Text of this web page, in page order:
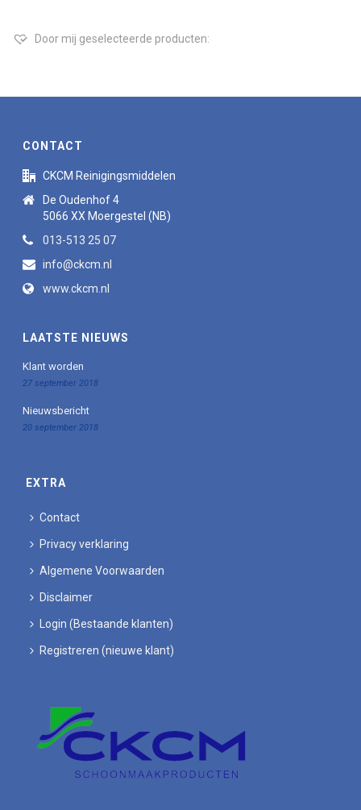
Door mij geselecteerde producten:
CONTACT
CKCM Reinigingsmiddelen
De Oudenhof 4
5066 XX Moergestel (NB)
013-513 25 07
info@ckcm.nl
www.ckcm.nl
LAATSTE NIEUWS
Klant worden
27 september 2018
Nieuwsbericht
20 september 2018
EXTRA
Contact
Privacy verklaring
Algemene Voorwaarden
Disclaimer
Login (Bestaande klanten)
Registreren (nieuwe klant)